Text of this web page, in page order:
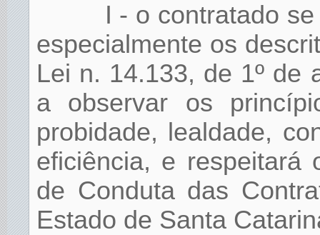
I - o contratado
especialmente os
Lei n. 14.133, de 1º de
a observar os
probidade, lealdade,
eficiência, e respeitará
de Conduta das
Estado de Santa